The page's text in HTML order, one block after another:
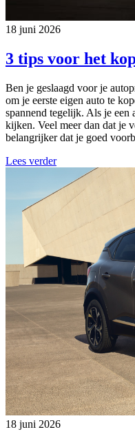
18 juni 2026
3 tips voor het
Ben je geslaagd voor je
om je eerste eigen auto te
spannend tegelijk. Als je
kijken. Veel meer dan dat je
belangrijker dat je goed
Lees verder
18 juni 2026